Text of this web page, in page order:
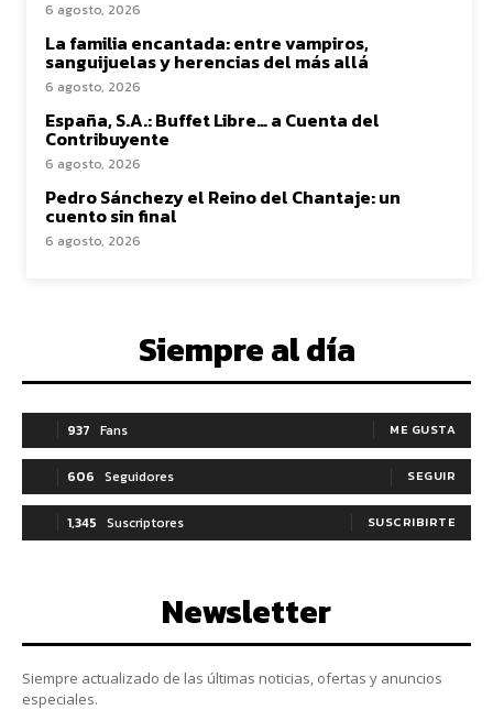
6 agosto, 2026
La familia encantada: entre vampiros,
sanguijuelas y herencias del más allá
6 agosto, 2026
España, S.A.: Buffet Libre… a Cuenta del
Contribuyente
6 agosto, 2026
Pedro Sánchezy el Reino del Chantaje: un
cuento sin final
6 agosto, 2026
Siempre al día
937 Fans ME GUSTA
606 Seguidores SEGUIR
1,345 Suscriptores SUSCRIBIRTE
Newsletter
Siempre actualizado de las últimas noticias, ofertas y anuncios
especiales.